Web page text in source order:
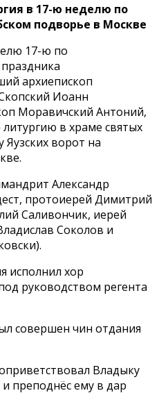
в 17-ю неделю по
подворье в Москве
17-ю по
архиепископ
Иоанн
Моравичский Антоний,
в храме святых
ворот на
Александр
протоиерей Димитрий
Саливончик, иерей
Соколов и
исполнил хор
руководством регента
совершен чин отдания
Владыку
преподнёс ему в дар